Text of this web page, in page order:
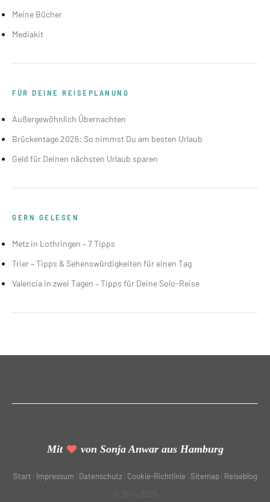
Meine Bücher
Mediakit
FÜR DEINE REISEPLANUNG
Außergewöhnlich Übernachten
Brückentage 2026: So nimmst Du am besten Urlaub
Geld für Deinen nächsten Urlaub sparen
GERN GELESEN
Metz in Lothringen – 7 Tipps
Trier – Tipps & Sehenswürdigkeiten für einen Tag
Valencia in zwei Tagen – Tipps für Deine Solo-Reise
Mit von Sonja Anwar aus Hamburg
Start Impressum Datenschutz| Cookie-Richtlinie Sitemap| Reiseblog